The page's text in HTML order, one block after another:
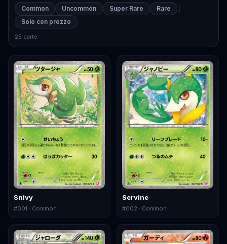
Common Uncommon Super Rare
Rare
Solo con prezzo
25 carte
Snivy
#001 · Common
Servine
#002 · Common